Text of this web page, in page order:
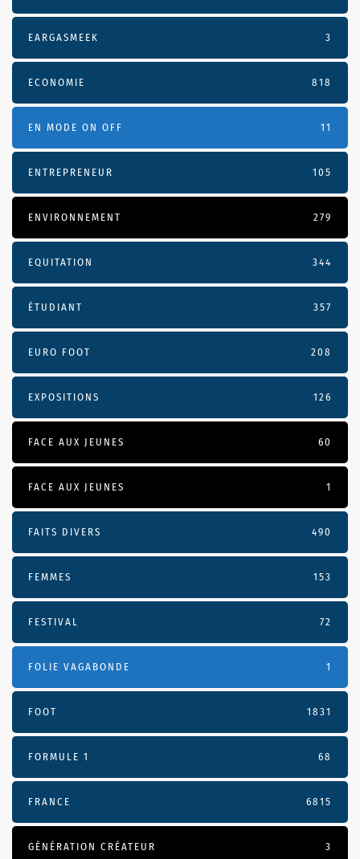
EARGASMEEK 3
ECONOMIE 818
EN MODE ON OFF 11
ENTREPRENEUR 105
ENVIRONNEMENT 279
EQUITATION 344
ÉTUDIANT 357
EURO FOOT 208
EXPOSITIONS 126
FACE AUX JEUNES 60
FACE AUX JEUNES 1
FAITS DIVERS 490
FEMMES 153
FESTIVAL 72
FOLIE VAGABONDE 1
FOOT 1831
FORMULE 1 68
FRANCE 6815
GÉNÉRATION CRÉATEUR 3